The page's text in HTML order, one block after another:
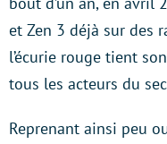
et Zen 3 déjà sur des
l’écurie rouge tient
tous les acteurs du
Reprenant ainsi peu